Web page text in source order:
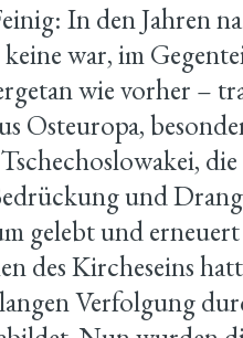
In den Jahren
war, im
wie vorher –
Osteuropa,
und
gelebt und erneuert
des Kircheseins
Verfolgung